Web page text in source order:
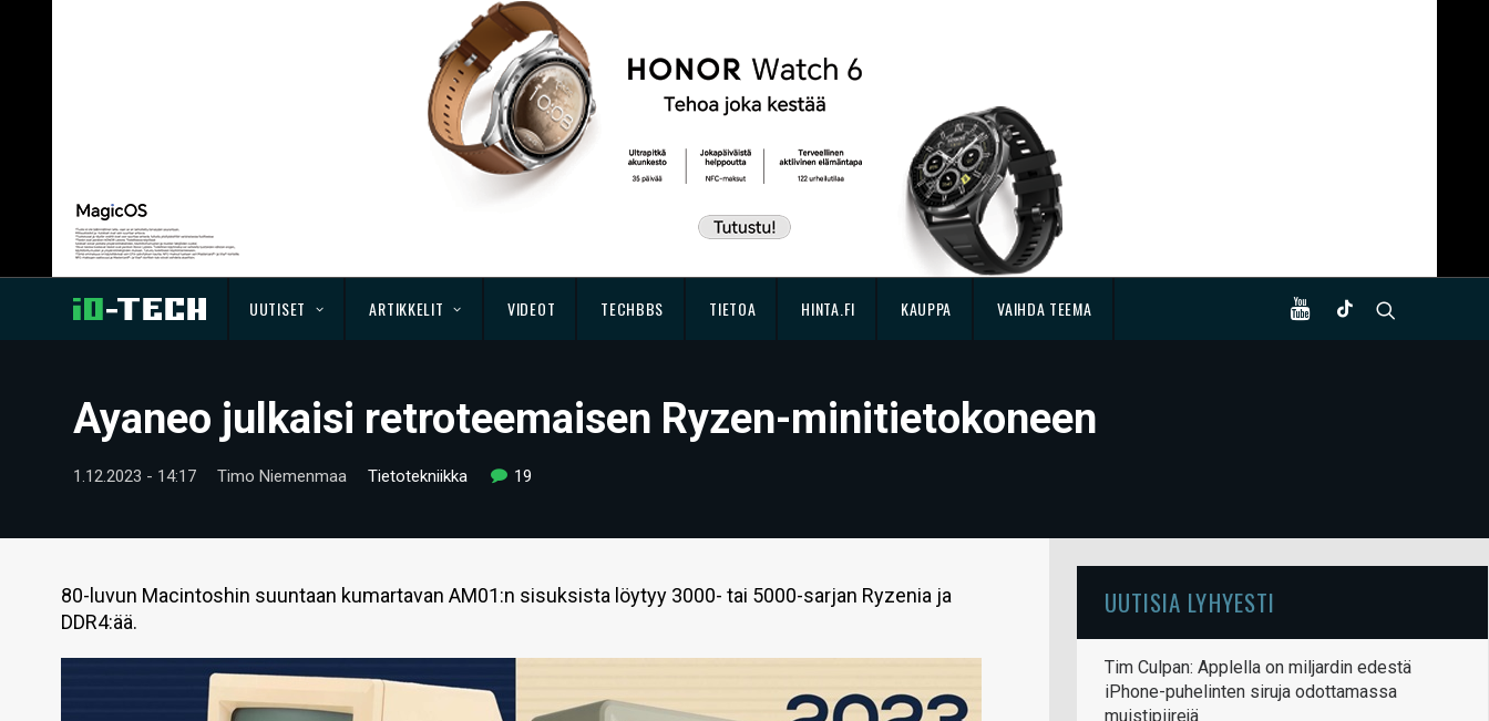
UUTISET ARTIKKELIT VIDEOT TECHBBS TIETOA HINTA.FI KAUPPA VAIHDA TEEMA
Ayaneo julkaisi retroteemaisen Ryzen-minitietokoneen
1.12.2023 - 14:17 Timo Niemenmaa Tietotekniikka 19
80-luvun Macintoshin suuntaan kumartavan AM01:n sisuksista löytyy 3000- tai 5000-sarjan Ryzenia ja
DDR4:ää.
UUTISIA LYHYESTI
Tim Culpan: Applella on miljardin edestä
iPhone-puhelinten siruja odottamassa
muistipiirejä